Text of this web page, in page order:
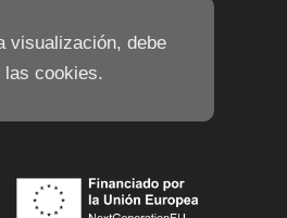
visualización, debe
las cookies.